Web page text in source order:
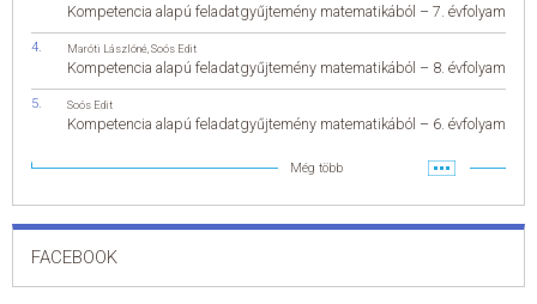
Kompetencia alapú feladatgyűjtemény matematikából – 7. évfolyam
Maróti Lászlóné Soós Edit
Kompetencia alapú feladatgyűjtemény matematikából – 8. évfolyam
Soós Edit
Kompetencia alapú feladatgyűjtemény matematikából – 6. évfolyam
Még több
FACEBOOK